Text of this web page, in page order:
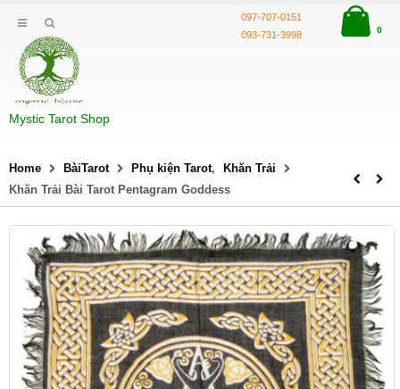
Mystic Tarot Shop
097-707-0151
093-731-3998
0
Home BàiTarot Phụ kiện Tarot,
Khăn Trải
Khăn Trải Bài Tarot Pentagram Goddess